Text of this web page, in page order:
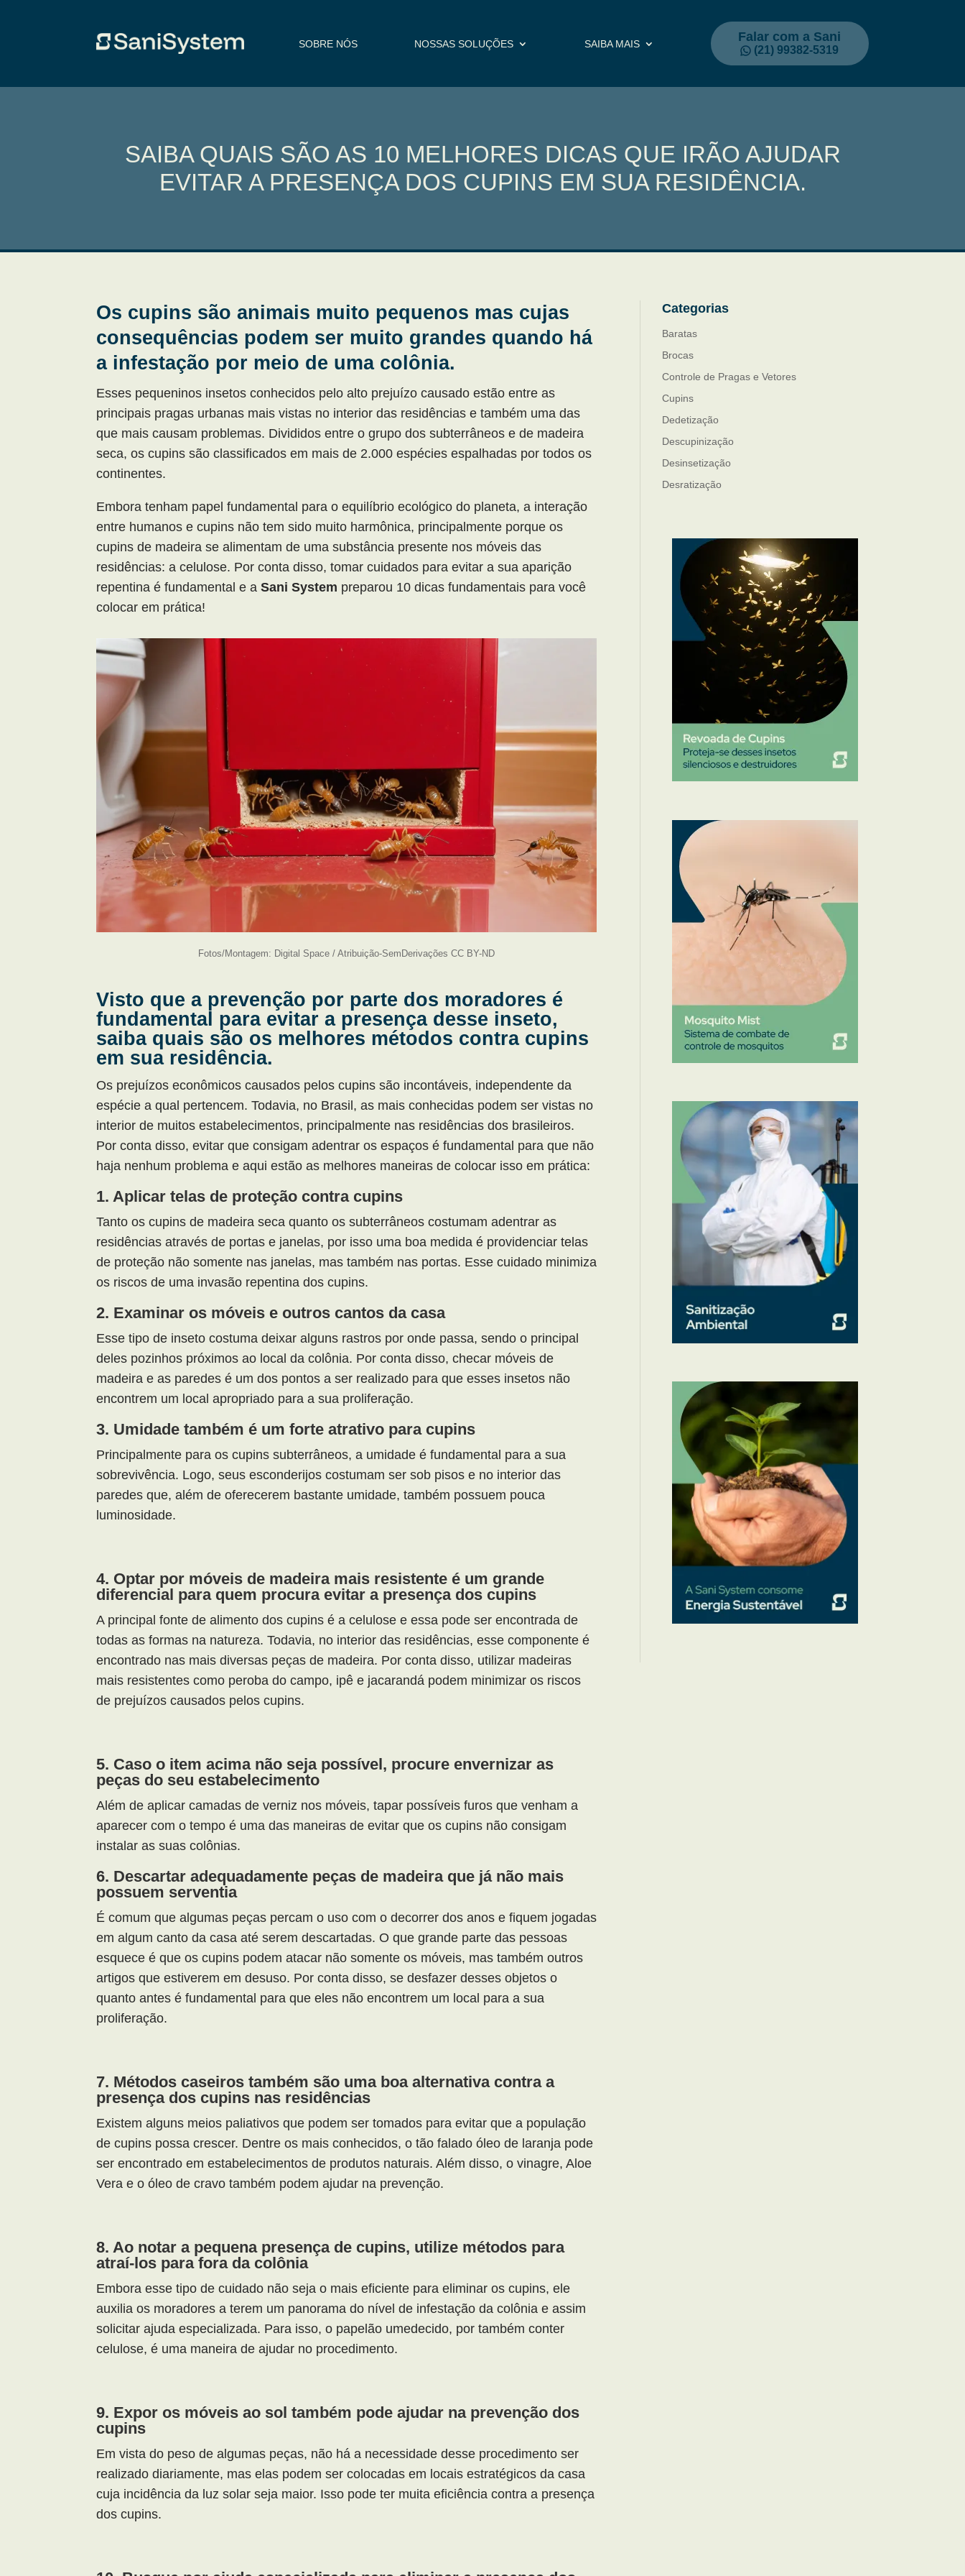
SOBRE NÓS NOSSAS SOLUÇÕES SAIBA MAIS Falar com a Sani
(21) 99382-5319
SAIBA QUAIS SÃO AS 10 MELHORES DICAS QUE IRÃO AJUDAR
EVITAR A PRESENÇA DOS CUPINS EM SUA RESIDÊNCIA.
Os cupins são animais muito pequenos mas cujas
consequências podem ser muito grandes quando há
a infestação por meio de uma colônia.
Esses pequeninos insetos conhecidos pelo alto prejuízo causado estão entre as
principais pragas urbanas mais vistas no interior das residências e também uma das
que mais causam problemas. Divididos entre o grupo dos subterrâneos e de madeira
seca, os cupins são classificados em mais de 2.000 espécies espalhadas por todos os
continentes.
Embora tenham papel fundamental para o equilíbrio ecológico do planeta, a interação
entre humanos e cupins não tem sido muito harmônica, principalmente porque os
cupins de madeira se alimentam de uma substância presente nos móveis das
residências: a celulose. Por conta disso, tomar cuidados para evitar a sua aparição
repentina é fundamental e aSani System preparou 10 dicas fundamentais para você
colocar em prática!
Fotos/Montagem: Digital Space / Atribuição-SemDerivações CC BY-ND
Visto que a prevenção por parte dos moradores é
fundamental para evitar a presença desse inseto,
saiba quais são os melhores métodos contra cupins
em sua residência.
Os prejuízos econômicos causados pelos cupins são incontáveis, independente da
espécie a qual pertencem. Todavia, no Brasil, as mais conhecidas podem ser vistas no
interior de muitos estabelecimentos, principalmente nas residências dos brasileiros.
Por conta disso, evitar que consigam adentrar os espaços é fundamental para que não
haja nenhum problema e aqui estão as melhores maneiras de colocar isso em prática:
1. Aplicar telas de proteção contra cupins
Tanto os cupins de madeira seca quanto os subterrâneos costumam adentrar as
residências através de portas e janelas, por isso uma boa medida é providenciar telas
de proteção não somente nas janelas, mas também nas portas. Esse cuidado minimiza
os riscos de uma invasão repentina dos cupins.
2. Examinar os móveis e outros cantos da casa
Esse tipo de inseto costuma deixar alguns rastros por onde passa, sendo o principal
deles pozinhos próximos ao local da colônia. Por conta disso, checar móveis de
madeira e as paredes é um dos pontos a ser realizado para que esses insetos não
encontrem um local apropriado para a sua proliferação.
3. Umidade também é um forte atrativo para cupins
Principalmente para os cupins subterrâneos, a umidade é fundamental para a sua
sobrevivência. Logo, seus esconderijos costumam ser sob pisos e no interior das
paredes que, além de oferecerem bastante umidade, também possuem pouca
luminosidade.
4. Optar por móveis de madeira mais resistente é um grande
diferencial para quem procura evitar a presença dos cupins
A principal fonte de alimento dos cupins é a celulose e essa pode ser encontrada de
todas as formas na natureza. Todavia, no interior das residências, esse componente é
encontrado nas mais diversas peças de madeira. Por conta disso, utilizar madeiras
mais resistentes como peroba do campo, ipê e jacarandá podem minimizar os riscos
de prejuízos causados pelos cupins.
5. Caso o item acima não seja possível, procure envernizar as
peças do seu estabelecimento
Além de aplicar camadas de verniz nos móveis, tapar possíveis furos que venham a
aparecer com o tempo é uma das maneiras de evitar que os cupins não consigam
instalar as suas colônias.
6. Descartar adequadamente peças de madeira que já não mais
possuem serventia
É comum que algumas peças percam o uso com o decorrer dos anos e fiquem jogadas
em algum canto da casa até serem descartadas. O que grande parte das pessoas
esquece é que os cupins podem atacar não somente os móveis, mas também outros
artigos que estiverem em desuso. Por conta disso, se desfazer desses objetos o
quanto antes é fundamental para que eles não encontrem um local para a sua
proliferação.
7. Métodos caseiros também são uma boa alternativa contra a
presença dos cupins nas residências
Existem alguns meios paliativos que podem ser tomados para evitar que a população
de cupins possa crescer. Dentre os mais conhecidos, o tão falado óleo de laranja pode
ser encontrado em estabelecimentos de produtos naturais. Além disso, o vinagre, Aloe
Vera e o óleo de cravo também podem ajudar na prevenção.
8. Ao notar a pequena presença de cupins, utilize métodos para
atraí-los para fora da colônia
Embora esse tipo de cuidado não seja o mais eficiente para eliminar os cupins, ele
auxilia os moradores a terem um panorama do nível de infestação da colônia e assim
solicitar ajuda especializada. Para isso, o papelão umedecido, por também conter
celulose, é uma maneira de ajudar no procedimento.
9. Expor os móveis ao sol também pode ajudar na prevenção dos
cupins
Em vista do peso de algumas peças, não há a necessidade desse procedimento ser
realizado diariamente, mas elas podem ser colocadas em locais estratégicos da casa
cuja incidência da luz solar seja maior. Isso pode ter muita eficiência contra a presença
dos cupins.
Categorias
Baratas
Brocas
Controle de Pragas e Vetores
Cupins
Dedetização
Descupinização
Desinsetização
Desratização
Mosquitos
Percevejo de Cama
Pulgas e Carrapatos
Ratos
Sanitização